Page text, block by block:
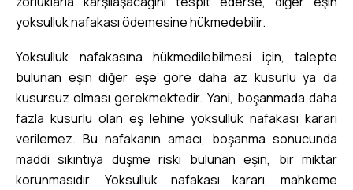
yoksulluk nafakası ödemesine hükmedebilir.
Yoksulluk nafakasına hükmedilebilmesi için, talepte
bulunan eşin diğer eşe göre daha az kusurlu ya da
kusursuz olması gerekmektedir. Yani, boşanmada daha
fazla kusurlu olan eş lehine yoksulluk nafakası kararı
verilemez. Bu nafakanın amacı, boşanma sonucunda
maddi sıkıntıya düşme riski bulunan eşin, bir miktar
korunmasıdır. Yoksulluk nafakası kararı, mahkeme